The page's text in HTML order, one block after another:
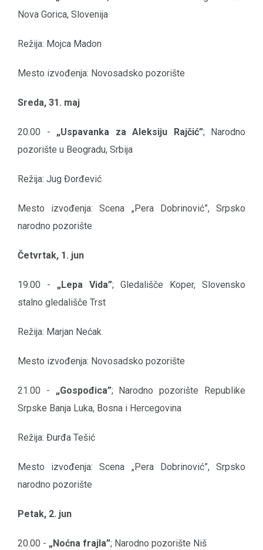
Nova Gorica, Slovenija
Režija: Mojca Madon
Mesto izvođenja: Novosadsko pozorište
Sreda, 31. maj
20.00 - „Uspavanka za Aleksiju Rajčić”; Narodno
pozorište u Beogradu, Srbija
Režija: Jug Đorđević
Mesto izvođenja: Scena „Pera Dobrinović”, Srpsko
narodno pozorište
Četvrtak, 1. jun
19.00 - „Lepa Vida”; Gledališče Koper, Slovensko
stalno gledališče Trst
Režija: Marjan Nećak
Mesto izvođenja: Novosadsko pozorište
21.00 - „Gospođica”; Narodno pozorište Republike
Srpske Banja Luka, Bosna i Hercegovina
Režija: Đurđa Tešić
Mesto izvođenja: Scena „Pera Dobrinović”, Srpsko
narodno pozorište
Petak, 2. jun
20.00 - „Noćna frajla”; Narodno pozorište Niš